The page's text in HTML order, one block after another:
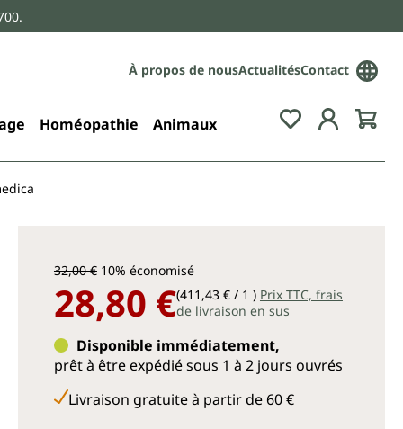
À propos de nousActualitésContact
Homéopathie Animaux
32,00 € 10% économisé
28,80 €(411,43 € / 1 ) Prix TTC, frais
de livraison en sus
Disponible immédiatement,
prêt à être expédié sous 1 à 2 jours ouvrés
Livraison gratuite à partir de 60 €